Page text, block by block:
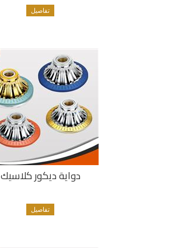
تفاصيل
دواية ديكور كلاسيك
تفاصيل